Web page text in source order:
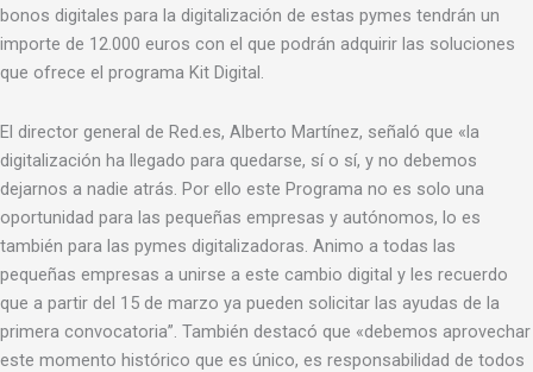
bonos digitales para la digitalización de estas pymes tendrán un
importe de 12.000 euros con el que podrán adquirir las soluciones
que ofrece el programa Kit Digital.
El director general de Red.es, Alberto Martínez, señaló que «la
digitalización ha llegado para quedarse, sí o sí, y no debemos
dejarnos a nadie atrás. Por ello este Programa no es solo una
oportunidad para las pequeñas empresas y autónomos, lo es
también para las pymes digitalizadoras. Animo a todas las
pequeñas empresas a unirse a este cambio digital y les recuerdo
que a partir del 15 de marzo ya pueden solicitar las ayudas de la
primera convocatoria”. También destacó que «debemos aprovechar
este momento histórico que es único, es responsabilidad de todos